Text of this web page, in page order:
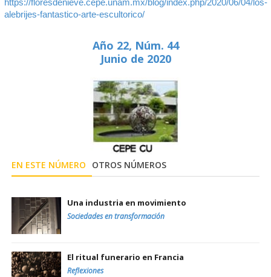
alebrijes-fantastico-arte-escultorico/
Año 22, Núm. 44
Junio de 2020
EN ESTE NÚMERO OTROS NÚMEROS
Una industria en movimiento
Sociedades en transformación
El ritual funerario en Francia
Reflexiones